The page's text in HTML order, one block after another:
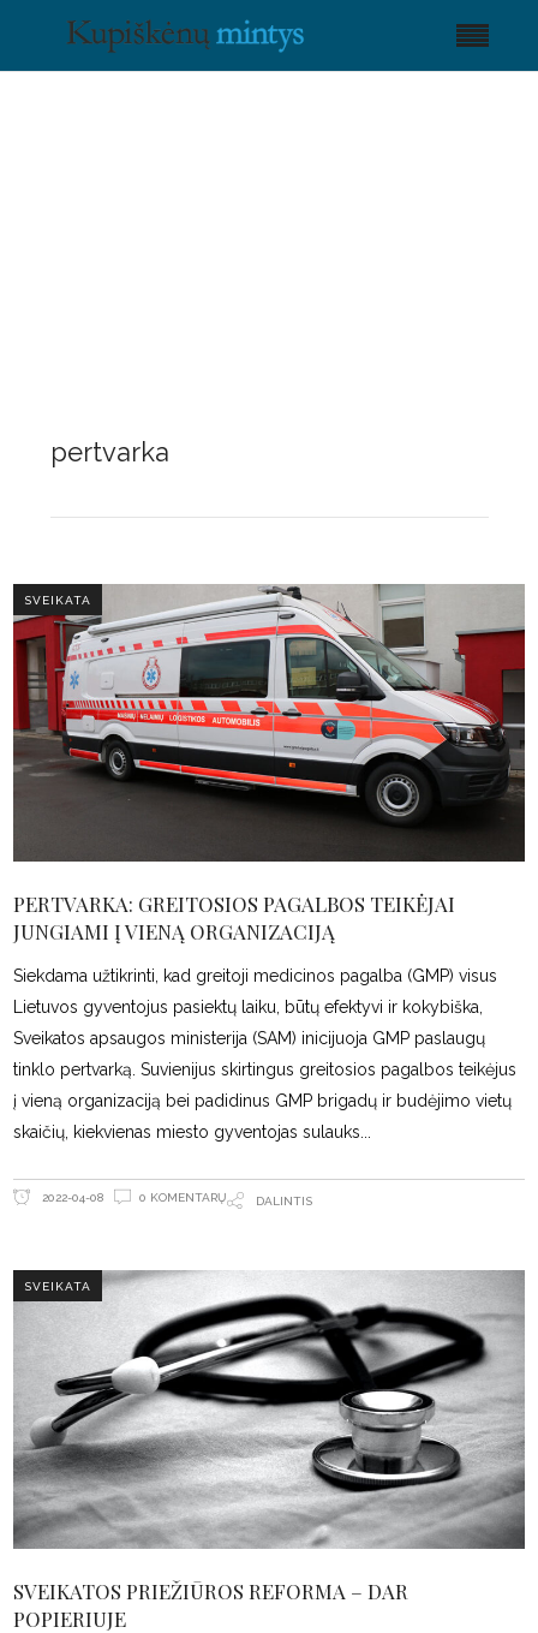
pertvarka
SVEIKATA
PERTVARKA: GREITOSIOS PAGALBOS TEIKĖJAI
JUNGIAMI Į VIENĄ ORGANIZACIJĄ
Siekdama užtikrinti, kad greitoji medicinos pagalba (GMP) visus
Lietuvos gyventojus pasiektų laiku, būtų efektyvi ir kokybiška,
Sveikatos apsaugos ministerija (SAM) inicijuoja GMP paslaugų
tinklo pertvarką. Suvienijus skirtingus greitosios pagalbos teikėjus
į vieną organizaciją bei padidinus GMP brigadų ir budėjimo vietų
skaičių, kiekvienas miesto gyventojas sulauks
2022-04-08 0 KOMENTARŲ DALINTIS
SVEIKATA
SVEIKATOS PRIEŽIŪROS REFORMA – DAR
POPIERIUJE